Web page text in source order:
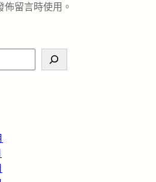
佈留言時使用。